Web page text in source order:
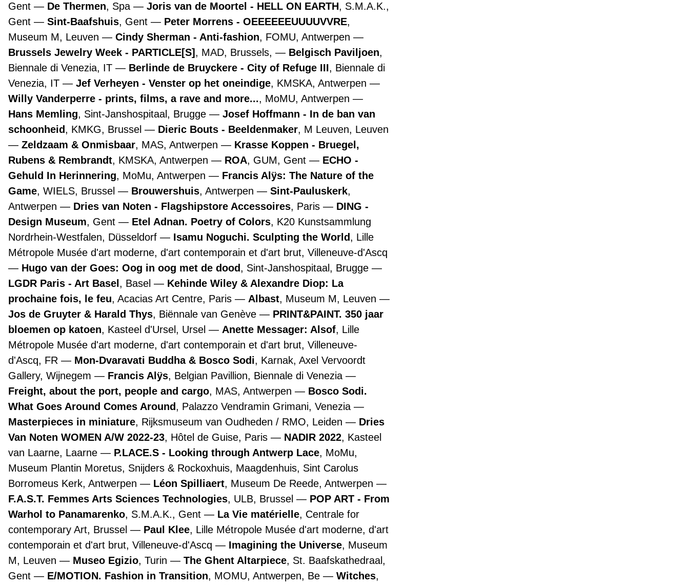
Gent
De Thermen, Spa Joris van de Moortel - HELL ON EARTH, S.M.A.K.,
Gent
Sint-Baafshuis, Gent Peter Morrens - OEEEEEEUUUUVVRE,
Museum M, Leuven
Cindy Sherman - Anti-fashion, FOMU, Antwerpen
Brussels Jewelry Week - PARTICLE[S] , MAD, Brussels, Belgisch Paviljoen,
Biennale di Venezia, IT
Berlinde de Bruyckere - City of Refuge III, Biennale di
Venezia, IT
Jef Verheyen - Venster op het oneindige, KMSKA, Antwerpen
Willy Vanderperre - prints, films, a rave and more..., MoMU, Antwerpen
Hans Memling, Sint-Janshospitaal, Brugge
Josef Hoffmann - In de ban van
schoonheid, KMKG, Brussel Dieric Bouts - Beeldenmaker, M Leuven, Leuven
Zeldzaam & Onmisbaar, MAS, Antwerpen
Krasse Koppen - Bruegel,
Rubens & Rembrandt, KMSKA, Antwerpen ROA, GUM, Gent
ECHO -
Gehuld In Herinnering, MoMu, Antwerpen
Francis Alÿs: The Nature of the
Game, WIELS, Brussel Brouwershuis, Antwerpen Sint-Pauluskerk,
Antwerpen
Dries van Noten - Flagshipstore Accessoires, Paris
DING -
Design Museum, Gent Etel Adnan. Poetry of Colors, K20 Kunstsammlung
Nordrhein-Westfalen, Düsseldorf
Isamu Noguchi. Sculpting the World, Lille
Métropole Musée d'art moderne, d'art contemporain et d'art brut, Villeneuve-d'Ascq
Hugo van der Goes: Oog in oog met de dood, Sint-Janshospitaal, Brugge
LGDR Paris - Art Basel , Basel
Kehinde Wiley & Alexandre Diop: La
prochaine fois, le feu, Acacias Art Centre, Paris Albast, Museum M, Leuven
Jos de Gruyter & Harald Thys, Biënnale van Genève
PRINT&PAINT. 350 jaar
bloemen op katoen, Kasteel d'Ursel, Ursel Anette Messager: Alsof, Lille
Métropole Musée d'art moderne, d'art contemporain et d'art brut, Villeneuve-
d'Ascq, FR
Mon-Dvaravati Buddha & Bosco Sodi, Karnak, Axel Vervoordt
Gallery, Wijnegem
Francis Alÿs, Belgian Pavillion, Biennale di Venezia
Freight, about the port, people and cargo, MAS, Antwerpen
Bosco Sodi.
What Goes Around Comes Around, Palazzo Vendramin Grimani, Venezia
Masterpieces in miniature, Rijksmuseum van Oudheden / RMO, Leiden
Dries
Van Noten WOMEN A/W 2022-23, Hôtel de Guise, Paris NADIR 2022, Kasteel
van Laarne, Laarne
P.LACE.S - Looking through Antwerp Lace, MoMu,
Museum Plantin Moretus, Snijders & Rockoxhuis, Maagdenhuis, Sint Carolus
Borromeus Kerk, Antwerpen
Léon Spilliaert, Museum De Reede, Antwerpen
F.A.S.T. Femmes Arts Sciences Technologies, ULB, Brussel
POP ART - From
Warhol to Panamarenko, S.M.A.K., Gent La Vie matérielle, Centrale for
contemporary Art, Brussel
Paul Klee, Lille Métropole Musée d'art moderne, d'art
contemporain et d'art brut, Villeneuve-d'Ascq
Imagining the Universe, Museum
M, Leuven
Museo Egizio, Turin The Ghent Altarpiece, St. Baafskathedraal,
Gent
E/MOTION. Fashion in Transition, MOMU, Antwerpen, Be Witches,